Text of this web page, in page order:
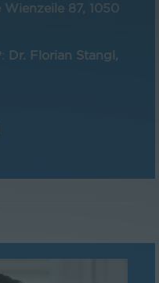
87, 1050
: Dr. Florian Stangl,